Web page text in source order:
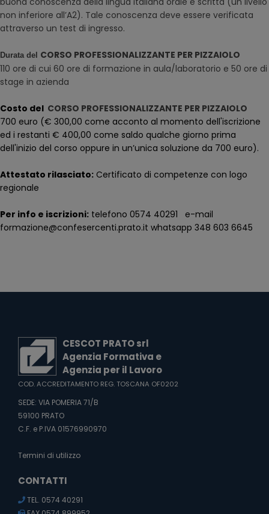
non inferiore all’A2). Tale conoscenza deve essere verificata
attraverso un test di ingresso.
Durata del CORSO PROFESSIONALIZZANTE PER PIZZAIOLO
110 ore di cui 60 ore di formazione in aula/laboratorio e 50 ore di
stage in azienda
Costo del CORSO PROFESSIONALIZZANTE PER PIZZAIOLO
700 euro (€ 300,00 come acconto al momento dell'iscrizione
ed i restanti € 400,00 come saldo qualche giorno prima
dell'inizio del corso oppure in un’unica soluzione da 700 euro).
Attestato rilasciato: Certificato di competenze con logo
regionale
Per info e iscrizioni: telefono 0574 40291 e-mail
formazione@confesercenti.prato.it whatsapp 348 603 6645
CESCOT PRATO srl
Agenzia Formativa e
Agenzia per il Lavoro
COD. ACCREDITAMENTO REG. TOSCANA OF0202
SEDE: VIA POMERIA 71/B
59100 PRATO
C.F. e P.IVA 01576990970
Termini di utilizzo
CONTATTI
TEL. 0574 40291